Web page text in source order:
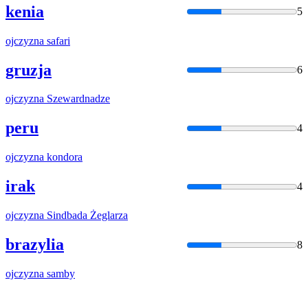
kenia 5
ojczyzna safari
gruzja 6
ojczyzna Szewardnadze
peru 4
ojczyzna kondora
irak 4
ojczyzna Sindbada Żeglarza
brazylia 8
ojczyzna samby